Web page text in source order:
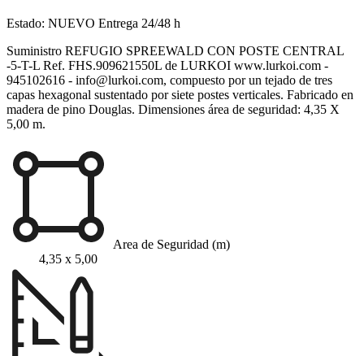
Estado: NUEVO Entrega 24/48 h
Suministro REFUGIO SPREEWALD CON POSTE CENTRAL
-5-T-L Ref. FHS.909621550L de LURKOI www.lurkoi.com -
945102616 - info@lurkoi.com, compuesto por un tejado de tres
capas hexagonal sustentado por siete postes verticales. Fabricado en
madera de pino Douglas. Dimensiones área de seguridad: 4,35 X
5,00 m.
Area de Seguridad (m)
4,35 x 5,00